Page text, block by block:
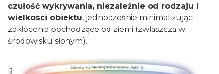
czułość wykrywania, niezależnie od rodzaju i
wielkości obiektu, jednocześnie minimalizując
zakłócenia pochodzące od ziemi (zwłaszcza w
środowisku słonym).